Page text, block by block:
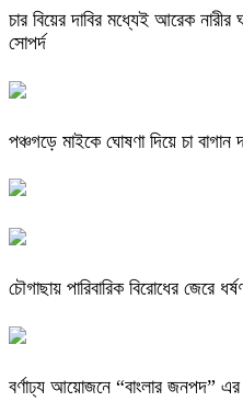
চার বিয়ের দাবির মধ্যেই আরেক
সোপর্দ
পঞ্চগড়ে মাইকে ঘোষণা দিয়ে চা
চৌগাছায় পারিবারিক বিরোধের জেরে
বর্ণাঢ্য আয়োজনে “বাংলার জনপদ” এর